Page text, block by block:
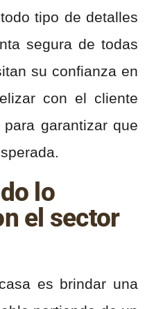
tipo de detalles
segura de todas
su confianza en
con el cliente
garantizar que
lo
el sector
es brindar una